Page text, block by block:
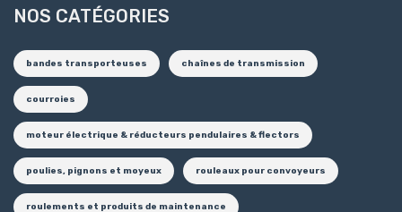
NOS CATÉGORIES
bandes transporteuses chaînes de transmission
courroies
moteur électrique & réducteurs pendulaires & flectors
poulies, pignons et moyeux rouleaux pour convoyeurs
roulements et produits de maintenance